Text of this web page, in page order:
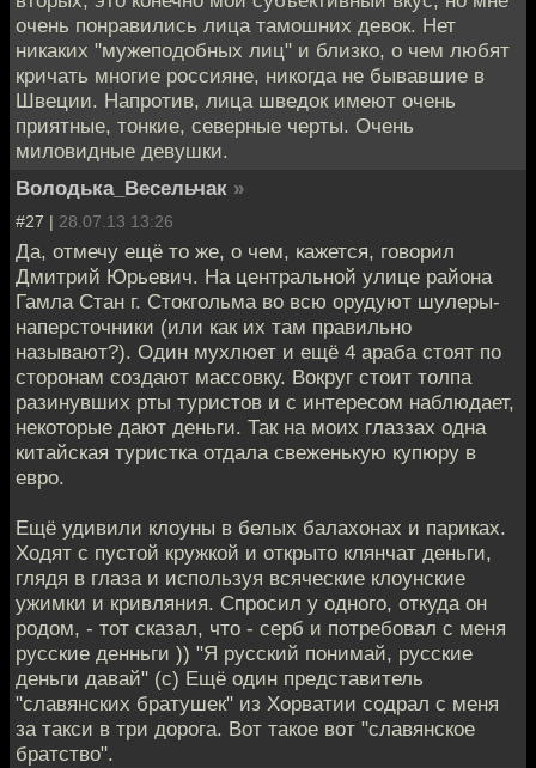
очень понравились лица тамошних девок. Нет
никаких "мужеподобных лиц" и близко, о чем любят
кричать многие россияне, никогда не бывавшие в
Швеции. Напротив, лица шведок имеют очень
приятные, тонкие, северные черты. Очень
миловидные девушки.
Володька_Весельчак »
#27 | 28.07.13 13:26
Да, отмечу ещё то же, о чем, кажется, говорил
Дмитрий Юрьевич. На центральной улице района
Гамла Стан г. Стокгольма во всю орудуют шулеры-
наперсточники (или как их там правильно
называют?). Один мухлюет и ещё 4 араба стоят по
сторонам создают массовку. Вокруг стоит толпа
разинувших рты туристов и с интересом наблюдает,
некоторые дают деньги. Так на моих глаззах одна
китайская туристка отдала свеженькую купюру в
евро.
Ещё удивили клоуны в белых балахонах и париках.
Ходят с пустой кружкой и открыто клянчат деньги,
глядя в глаза и используя всяческие клоунские
ужимки и кривляния. Спросил у одного, откуда он
родом, - тот сказал, что - серб и потребовал с меня
русские денньги )) "Я русский понимай, русские
деньги давай" (c) Ещё один представитель
"славянских братушек" из Хорватии содрал с меня
за такси в три дорога. Вот такое вот "славянское
братство".